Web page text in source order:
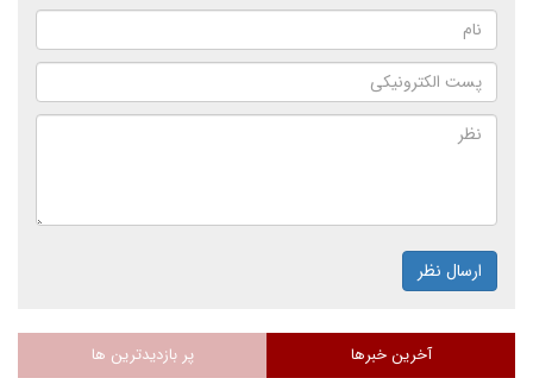
ارسال نظر
آخرین خبرها پر بازدیدترین ها